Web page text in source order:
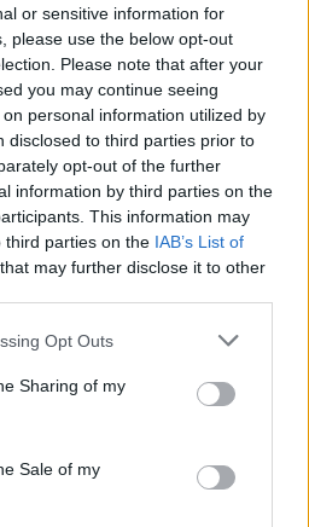
or sensitive information for
please use the below opt-out
Please note that after your
you may continue seeing
personal information utilized by
disclosed to third parties prior to
opt-out of the further
information by third parties on the
This information may
third parties on the IAB’s List of
that may further disclose it to other
Opt Outs
Sharing of my
Sale of mysypać? Takie
wypłacać